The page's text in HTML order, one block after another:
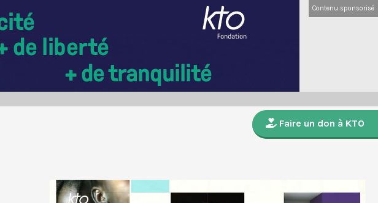
Contenu sponsorisé
Faire un don à KTO